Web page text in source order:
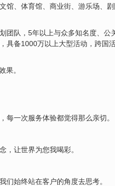
馆、体育馆、商业街、游乐场、
团队，5年以上与众多知名度、公
备1000万以上大型活动，跨国
果。
每一次服务体验都觉得那么亲切。
，让世界为您我喝彩。
们始终站在客户的角度去思考。